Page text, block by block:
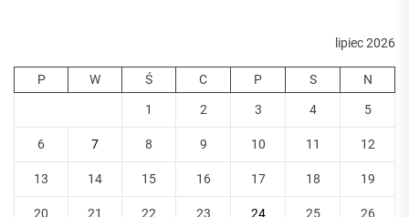
lipiec 2026
P W Ś C P S N
1 2 3 4 5
6 7 8 9 10 11 12
13 14 15 16 17 18 19
20 21 22 23 24 25 26